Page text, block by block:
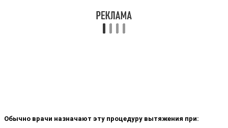
Обычно врачи назначают эту процедуру вытяжения при: